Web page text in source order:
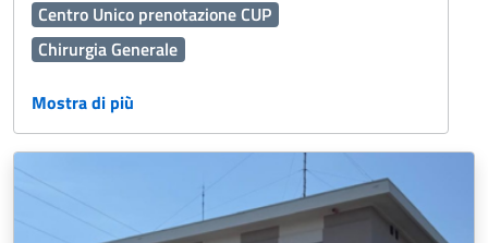
Centro Unico prenotazione CUP
Chirurgia Generale
Cure Palliative
Edilizia
Emergenza Sanitaria
Esenzioni
Fascicolo Sanitario Elettronico FSE
Ginecologia e Ostetricia
Igiene Alimenti
Mostra di più